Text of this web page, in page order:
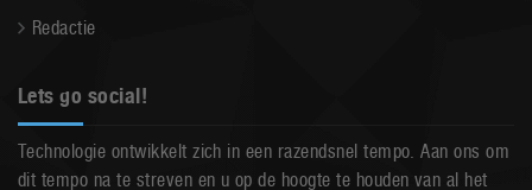
Redactie
Lets go social!
Technologie ontwikkelt zich in een razendsnel tempo. Aan ons om
dit tempo na te streven en u op de hoogte te houden van al het